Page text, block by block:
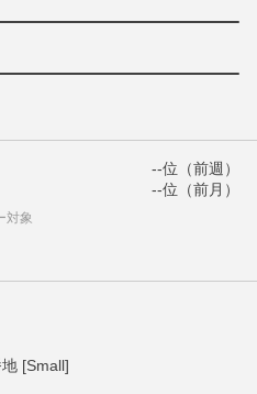
--位（前週）
--位（前月）
対象
[Small]